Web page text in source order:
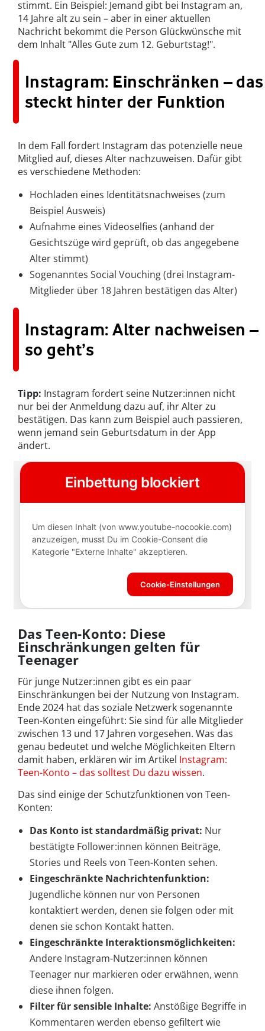
stimmt. Ein Beispiel: Jemand gibt bei Instagram an,
14 Jahre alt zu sein – aber in einer aktuellen
Nachricht bekommt die Person Glückwünsche mit
dem Inhalt "Alles Gute zum 12. Geburtstag!".
Instagram: Einschränken – das
steckt hinter der Funktion
In dem Fall fordert Instagram das potenzielle neue
Mitglied auf, dieses Alter nachzuweisen. Dafür gibt
es verschiedene Methoden:
Hochladen eines Identitätsnachweises (zum
Beispiel Ausweis)
Aufnahme eines Videoselfies (anhand der
Gesichtszüge wird geprüft, ob das angegebene
Alter stimmt)
Sogenanntes Social Vouching (drei Instagram-
Mitglieder über 18 Jahren bestätigen das Alter)
Instagram: Alter nachweisen –
so geht’s
Tipp: Instagram fordert seine Nutzer:innen nicht
nur bei der Anmeldung dazu auf, ihr Alter zu
bestätigen. Das kann zum Beispiel auch passieren,
wenn jemand sein Geburtsdatum in der App
ändert.
Das Teen-Konto: Diese
Einschränkungen gelten für
Teenager
Für junge Nutzer:innen gibt es ein paar
Einschränkungen bei der Nutzung von Instagram.
Ende 2024 hat das soziale Netzwerk sogenannte
Teen-Konten eingeführt: Sie sind für alle Mitglieder
zwischen 13 und 17 Jahren vorgesehen. Was das
genau bedeutet und welche Möglichkeiten Eltern
damit haben, erklären wir im Artikel Instagram:
Teen-Konto – das solltest Du dazu wissen.
Das sind einige der Schutzfunktionen von Teen-
Konten:
Das Konto ist standardmäßig privat: Nur
bestätigte Follower:innen können Beiträge,
Stories und Reels von Teen-Konten sehen.
Eingeschränkte Nachrichtenfunktion:
Jugendliche können nur von Personen
kontaktiert werden, denen sie folgen oder mit
denen sie schon Kontakt hatten.
Eingeschränkte Interaktionsmöglichkeiten:
Andere Instagram-Nutzer:innen können
Teenager nur markieren oder erwähnen, wenn
diese ihnen folgen.
Filter für sensible Inhalte: Anstößige Begriffe in
Kommentaren werden ebenso gefiltert wie